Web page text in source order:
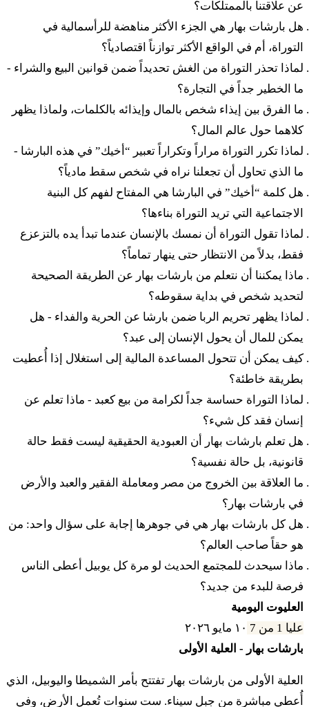
כִּי יָמוּךְ אָחִיךָ וּמָכַר מֵאֲחֻזָּתוֹ וּבָא גֹאֲלוֹ הַקָּרֹב
אֵלָיו וְגָאַל אֵת מִמְכַּר אָחִיו׃
כו
וְאִישׁ כִּי לֹא יִהְיֶה לּוֹ גֹּאֵל וְהִשִּׂיגָה יָדוֹ וּמָצָא
כְּדֵי גְאֻלָּתוֹ׃
כז
וְחִשַּׁב אֶת שְׁנֵי מִמְכָּרוֹ וְהֵשִׁיב אֶת הָעֹדֵף לָאִישׁ
אֲשֶׁר מָכַר לוֹ וְשָׁב לַאֲחֻזָּתוֹ׃
וְאִם לֹא מָצְאָה יָדוֹ דֵּי הָשִׁיב לוֹ וְהָיָה מִמְכָּרוֹ
בְּיַד הַקֹּנֶה אֹתוֹ עַד שְׁנַת הַיּוֹבֵל וְיָצָא בַּיֹּבֵל וְשָׁב
לַאֲחֻזָּתוֹ׃
וְאִישׁ כִּי יִמְכֹּר בֵּית מוֹשַׁב עִיר חוֹמָה וְהָיְתָה
גְּאֻלָּתוֹ עַד תֹּם שְׁנַת מִמְכָּרוֹ יָמִים תִּהְיֶה גְאֻלָּתוֹ׃
וְאִם לֹא יִגָּאֵל עַד מְלֹאת לוֹ שָׁנָה תְמִימָה וְקָם
הַבַּיִת אֲשֶׁר בָּעִיר אֲשֶׁר (לא) [לוֹ] חֹמָה לַצְּמִיתֻת
לַקֹּנֶה אֹתוֹ לְדֹרֹתָיו לֹא יֵצֵא בַּיֹּבֵל׃
לא
וּבָתֵּי הַחֲצֵרִים אֲשֶׁר אֵין לָהֶם חֹמָה סָבִיב עַל
שְׂדֵה הָאָרֶץ יֵחָשֵׁב גְּאֻלָּה תִּהְיֶה לּוֹ וּבַיֹּבֵל יֵצֵא׃
לב
וְעָרֵי הַלְוִיִּם בָּתֵּי עָרֵי אֲחֻזָּתָם גְּאֻלַּת עוֹלָם
תִּהְיֶה לַלְוִיִּם׃
וַאֲשֶׁר יִגְאַל מִן הַלְוִיִּם וְיָצָא מִמְכַּר בַּיִת וְעִיר
عن علاقتنا بالممتلكات؟
هل بارشات بهار هي الجزء الأكثر مناهضة للرأسمالية في
التوراة، أم في الواقع الأكثر توازناً اقتصادياً؟
لماذا تحذر التوراة من الغش تحديداً ضمن قوانين البيع والشراء -
ما الخطير جداً في التجارة؟
ما الفرق بين إيذاء شخص بالمال وإيذائه بالكلمات، ولماذا يظهر
كلاهما حول عالم المال؟
لماذا تكرر التوراة مراراً وتكراراً تعبير “أخيك” في هذه البارشا -
ما الذي تحاول أن تجعلنا نراه في شخص سقط مادياً؟
هل كلمة “أخيك” في البارشا هي المفتاح لفهم كل البنية
الاجتماعية التي تريد التوراة بناءها؟
لماذا تقول التوراة أن نمسك بالإنسان عندما تبدأ يده بالتزعزع
فقط، بدلاً من الانتظار حتى ينهار تماماً؟
ماذا يمكننا أن نتعلم من بارشات بهار عن الطريقة الصحيحة
لتحديد شخص في بداية سقوطه؟
لماذا يظهر تحريم الربا ضمن بارشا عن الحرية والفداء - هل
يمكن للمال أن يحول الإنسان إلى عبد؟
كيف يمكن أن تتحول المساعدة المالية إلى استغلال إذا أُعطيت
بطريقة خاطئة؟
لماذا التوراة حساسة جداً لكرامة من بيع كعبد - ماذا تعلم عن
إنسان فقد كل شيء؟
هل تعلم بارشات بهار أن العبودية الحقيقية ليست فقط حالة
قانونية، بل حالة نفسية؟
ما العلاقة بين الخروج من مصر ومعاملة الفقير والعبد والأرض
في بارشات بهار؟
هل كل بارشات بهار هي في جوهرها إجابة على سؤال واحد: من
هو حقاً صاحب العالم؟
ماذا سيحدث للمجتمع الحديث لو مرة كل يوبيل أعطى الناس
فرصة للبدء من جديد؟
العليوت اليومية
عليا 1 من 7
١٠ مايو ٢٠٢٦
بارشات بهار - العلية الأولى
العلية الأولى من بارشات بهار تفتتح بأمر الشميطا واليوبيل، الذي
أُعطي مباشرة من جبل سيناء. ست سنوات تُعمل الأرض، وفي